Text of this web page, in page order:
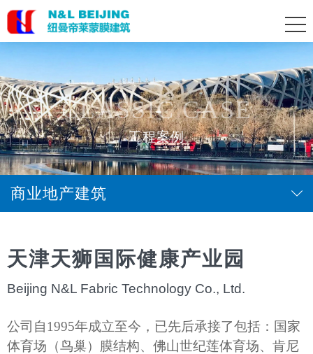
CLASSIC CASE
工程案例
商业地产建筑
天津天狮国际健康产业园
Beijing N&L Fabric Technology Co., Ltd.
公司自1995年成立至今，已先后承接了包括：国家
体育场（鸟巢）膜结构、佛山世纪莲体育场、肯尼